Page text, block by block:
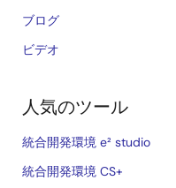
ブログ
ビデオ
人気のツール
統合開発環境 e² studio
統合開発環境 CS+